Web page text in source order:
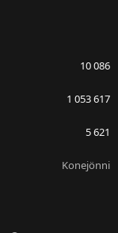
10 086
1 053 617
5 621
Konejönni